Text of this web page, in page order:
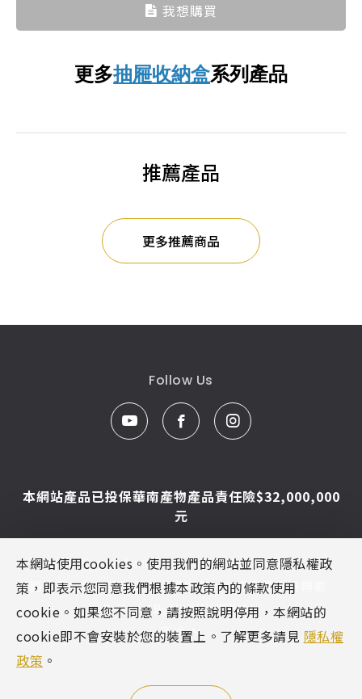
我想購買
更多抽屜收納盒系列產品
推薦產品
更多推薦商品
Follow Us
本網站產品已投保華南產物產品責任險$32,000,000
元
© Caesar Sanitar. All Rights Reserved.
圖片及文字為凱撒衛浴版權所有，未經同意不得轉載
Designed ByMINMAX 網頁設計
區域
本網站使用cookies。使用我們的網站並同意隱私權政
策，即表示您同意我們根據本政策內的條款使用
cookie。如果您不同意，請按照說明停用，本網站的
cookie即不會安裝於您的裝置上。了解更多請見 隱私權
政策 。